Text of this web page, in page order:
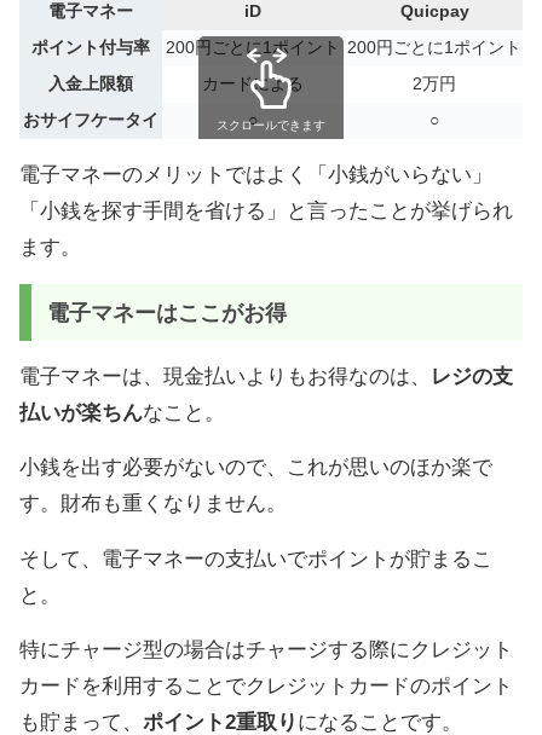
電子マネー iD
Quicpay
ポイント付与率
200円ごとに1ポイント
200円ごとに1ポイント
入金上限額
カードによる
2万円
おサイフケータイ
○ ○
スクロールできます
電子マネーのメリットではよく「小銭がいらない」
「小銭を探す手間を省ける」と言ったことが挙げられ
ます。
電子マネーはここがお得
電子マネーは、現金払いよりもお得なのは、
レジの支
払いが楽ちんなこと。
小銭を出す必要がないので、これが思いのほか楽で
す。財布も重くなりません。
そして、電子マネーの支払いでポイントが貯まるこ
と。
特にチャージ型の場合はチャージする際にクレジット
カードを利用することでクレジットカードのポイント
も貯まって、 ポイント2重取り になることです。